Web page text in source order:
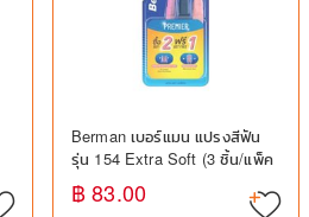
Berman เบอร์แมน แปรงสีฟัน
รุ่น 154 Extra Soft (3 ชิ้น/แพ็ค
คละสี) – แปรงสีฟันขนนุ่มพิเศษ,
,ลดการระคายเคืองเหงือก
฿ 83.00